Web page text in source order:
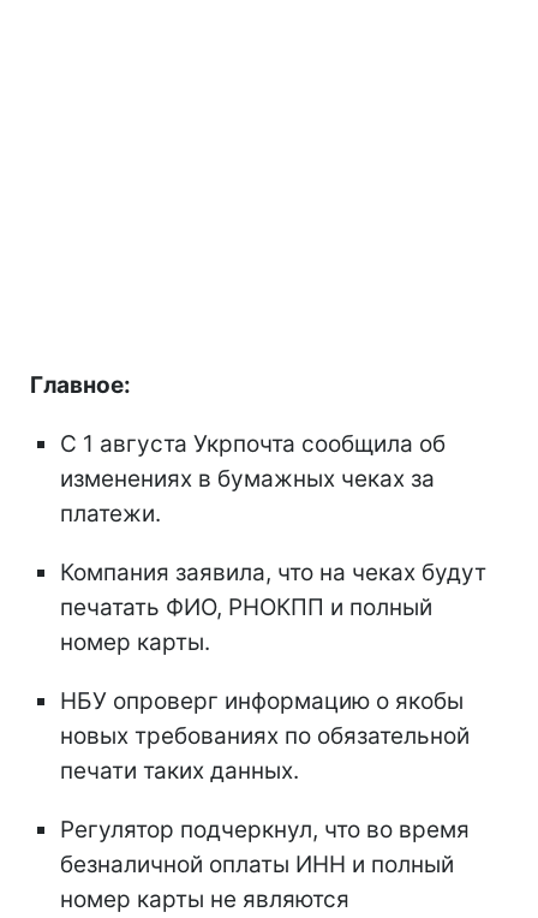
Главное:
С 1 августа Укрпочта сообщила об
изменениях в бумажных чеках за
платежи.
Компания заявила, что на чеках будут
печатать ФИО, РНОКПП и полный
номер карты.
НБУ опроверг информацию о якобы
новых требованиях по обязательной
печати таких данных.
Регулятор подчеркнул, что во время
безналичной оплаты ИНН и полный
номер карты не являются